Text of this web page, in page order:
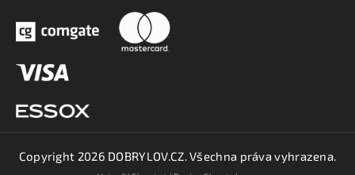
Copyright 2026 DOBRYLOV.CZ. Všechna práva vyhrazena.